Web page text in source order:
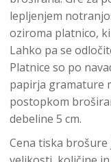
lepljenjem
oziroma platnico,
Lahko pa se
Platnice so po
papirja gramature
postopkom
debeline 5 cm.
Cena tiska